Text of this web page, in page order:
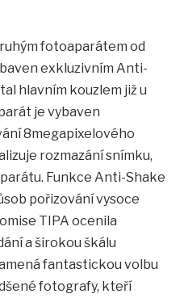
fotoaparátem od
exkluzivním Anti-
hlavním kouzlem již u
je vybaven
8megapixelového
rozmazání snímku,
Funkce Anti-Shake
pořizování vysoce
TIPA ocenila
a širokou škálu
fantastickou volbu
fotografy, kteří